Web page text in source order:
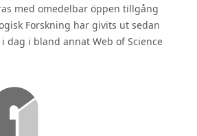
med omedelbar öppen tillgång
Forskning har givits ut sedan
dag i bland annat Web of Science